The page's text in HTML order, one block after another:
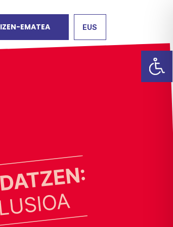
EUS
IZEN-EMATEA